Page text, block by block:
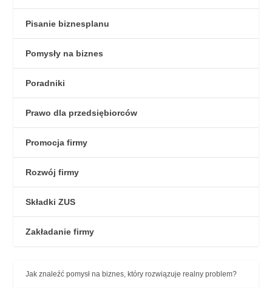
Pisanie biznesplanu
Pomysły na biznes
Poradniki
Prawo dla przedsiębiorców
Promocja firmy
Rozwój firmy
Składki ZUS
Zakładanie firmy
Jak znaleźć pomysł na biznes, który rozwiązuje realny problem?